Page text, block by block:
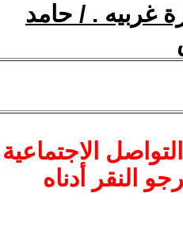
غربيه . / حامد
الاجتماعية
النقر أدناه